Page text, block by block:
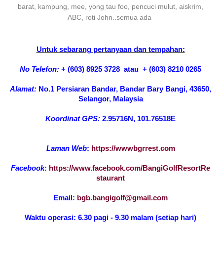
barat, kampung, mee, yong tau foo, pencuci mulut, aiskrim,
ABC, roti John..semua ada
Untuk sebarang pertanyaan dan tempahan:
No Telefon: + (603) 8925 3728 atau + (603) 8210 0265
Alamat: No.1 Persiaran Bandar, Bandar Bary Bangi, 43650,
Selangor, Malaysia
Koordinat GPS: 2.95716N, 101.76518E
Laman Web: https://wwwbgrrest.com
Facebook: https://www.facebook.com/BangiGolfResortRe
staurant
Email: bgb.bangigolf@gmail.com
Waktu operasi: 6.30 pagi - 9.30 malam (setiap hari)